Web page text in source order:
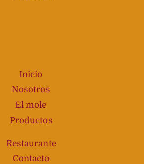
Inicio
Nosotros
El mole
Productos
Restaurante
Contacto